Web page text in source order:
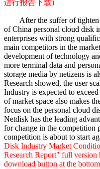
进行报告下载)
After the suffer of tighten
of China personal cloud disk
enterprises with strong
main competitors in the
development of technology
more terminal data and
storage media by netizens is
Research showed, the user
Industry is expected to
of market space also makes
focus on the personal cloud
Netdisk has the leading
for change in the competition
competition is about to start
Disk Industry Market
Research Report" full version
download button at the